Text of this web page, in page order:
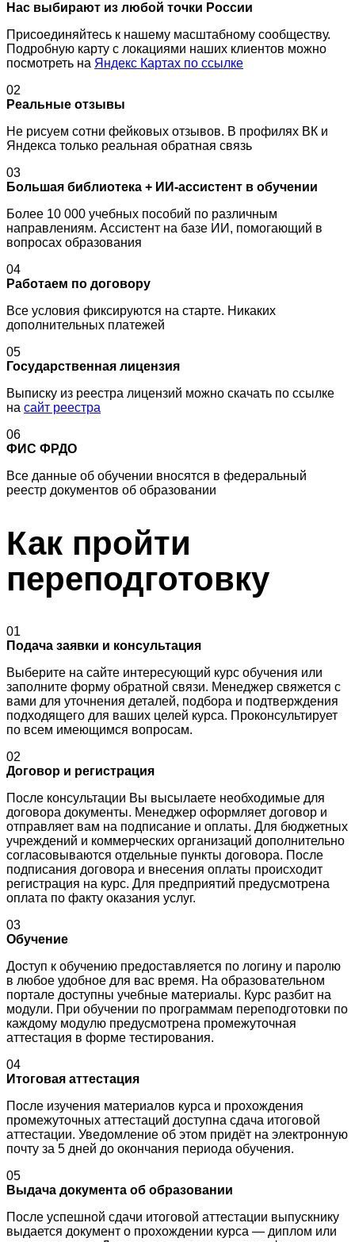
Нас выбирают из любой точки России
Присоединяйтесь к нашему масштабному сообществу.
Подробную карту с локациями наших клиентов можно
посмотреть на Яндекс Картах по ссылке
02
Реальные отзывы
Не рисуем сотни фейковых отзывов. В профилях ВК и
Яндекса только реальная обратная связь
03
Большая библиотека + ИИ-ассистент в обучении
Более 10 000 учебных пособий по различным
направлениям. Ассистент на базе ИИ, помогающий в
вопросах образования
04
Работаем по договору
Все условия фиксируются на старте. Никаких
дополнительных платежей
05
Государственная лицензия
Выписку из реестра лицензий можно скачать по ссылке
на сайт реестра
06
ФИС ФРДО
Все данные об обучении вносятся в федеральный
реестр документов об образовании
Как пройти
переподготовку
01
Подача заявки и консультация
Выберите на сайте интересующий курс обучения или
заполните форму обратной связи. Менеджер свяжется с
вами для уточнения деталей, подбора и подтверждения
подходящего для ваших целей курса. Проконсультирует
по всем имеющимся вопросам.
02
Договор и регистрация
После консультации Вы высылаете необходимые для
договора документы. Менеджер оформляет договор и
отправляет вам на подписание и оплаты. Для бюджетных
учреждений и коммерческих организаций дополнительно
согласовываются отдельные пункты договора. После
подписания договора и внесения оплаты происходит
регистрация на курс. Для предприятий предусмотрена
оплата по факту оказания услуг.
03
Обучение
Доступ к обучению предоставляется по логину и паролю
в любое удобное для вас время. На образовательном
портале доступны учебные материалы. Курс разбит на
модули. При обучении по программам переподготовки по
каждому модулю предусмотрена промежуточная
аттестация в форме тестирования.
04
Итоговая аттестация
После изучения материалов курса и прохождения
промежуточных аттестаций доступна сдача итоговой
аттестации. Уведомление об этом придёт на электронную
почту за 5 дней до окончания периода обучения.
05
Выдача документа об образовании
После успешной сдачи итоговой аттестации выпускнику
выдается документ о прохождении курса — диплом или